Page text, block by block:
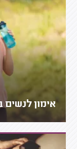
אימון לנשים